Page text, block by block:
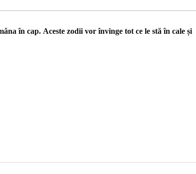
în cap. Aceste zodii vor învinge tot ce le stă în cale și